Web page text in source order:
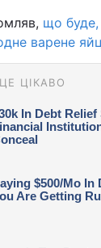
що
варене